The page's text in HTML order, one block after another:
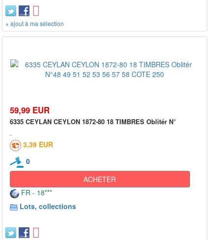
+ ajout à ma sélection
59,99 EUR
6335 CEYLAN CEYLON 1872-80 18 TIMBRES Oblitér N°
3,39 EUR
0
ACHETER
FR - 18***
Lots, collections